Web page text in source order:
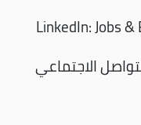
LinkedIn: Jobs
الاجتماعي